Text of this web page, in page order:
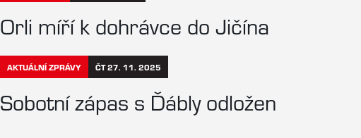
Orli míří k dohrávce do Jičína
AKTUÁLNÍ ZPRÁVY ČT 27. 11. 2025
Sobotní zápas s Ďábly odložen